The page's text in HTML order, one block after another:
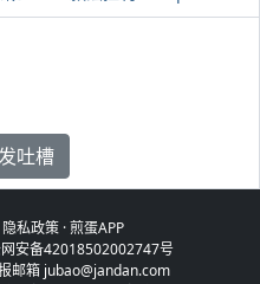
吐槽
隐私政策·煎蛋APP
安备42018502002747号
邮箱 jubao@jandan.com